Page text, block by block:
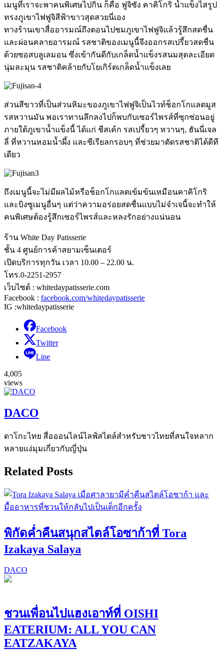
เมนูที่เราจะพาคนพิเศษไปกิน ก็คือ ฟูจิซัง คาคิโกริ น้ำแข็งไสรูป
ทรงภูเขาไฟฟูจิสีฟ้าขาวสุดสวยนี่เอง
ทางร้านเขาสื่ออารมณ์ถึงตอนไปชมภูเขาไฟฟูจิแล้วรู้สึกสดชื่น
และผ่อนคลายอารมณ์ รสชาติของเมนูนี้จึงออกรสเปรี้ยวสดชื่น
ด้วยซอสบลูเลมอน ซึ่งเข้ากันดีกับเกล็ดน้ำแข็งรสนมสุดละเอียด
นุ่มละมุน รสชาติคล้ายกับโยเกิร์ตเกล็ดน้ำแข็งเลย
ส่วนสีขาวที่เป็นส่วนหิมะของภูเขาไฟฟูจิเป็นไวท์ช็อกโกแลตมูส
รสหวานมัน พอเราทานลึกลงไปก็พบกับเซอร์ไพรส์ที่ซุกซ่อนอยู่
ภายใต้ภูเขาน้ำแข็งนี้ ได้แก่ ชีสเค้ก รสเปรี้ยวๆ หวานๆ, ฮันนี่เจล
ลี่ ที่หวานหอมน้ำผึ้ง และซีเรียลกรอบๆ ที่ช่วยมาตัดรสชาติได้ดีที
เดียว
ถึงเมนูนี้จะไม่มีผลไม้หรือช็อกโกแลตเข้มข้นเหมือนคาคิโกริ
และบิงซูเมนูอื่นๆ แต่ว่าความอร่อยสดชื่นแบบไม่จำเจนี้จะทำให้
คนพิเศษต้องรู้สึกเซอร์ไพรส์และหลงรักอย่างแน่นอน
ร้าน White Day Patisserie
ชั้น 4 ศูนย์การค้าสยามเซ็นเตอร์
เปิดบริการทุกวัน เวลา 10.00 – 22.00 น.
โทร.0-2251-2957
เว็บไซต์ : whitedaypatisserie.com
Facebook : facebook.com/whitedaypatisserie
IG :whitedaypatisserie
Facebook
Twitter
Line
4,005
views
DACO
ดาโกะไทย สื่อออนไลน์ไลฟ์สไตล์สำหรับชาวไทยที่สนใจหลาก
หลายแง่มุมเกี่ยวกับญี่ปุ่น
Related Posts
พิกัดค่ำคืนสนุกสไตล์โอซาก้าที่ Tora
Izakaya Salaya
DACO
ชวนเพื่อนไปแฮงเอาท์ที่ OISHI
EATERIUM: ALL YOU CAN
EATZAKAYA